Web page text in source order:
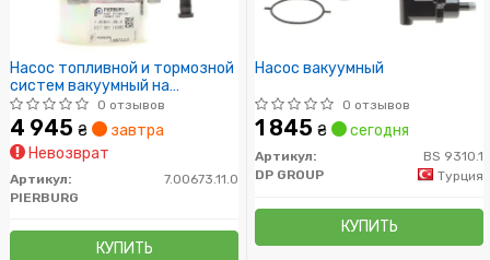
Насос топливной и тормозной
систем вакуумный на
двигателе.
0 отзывов
4 945 ₴
завтра
Невозврат
Артикул:
7.00673.11.0
PIERBURG
КУПИТЬ
Насос вакуумный
0 отзывов
1 845 ₴ сегодня
Артикул:
BS 9310.1
DP GROUP
Турция
КУПИТЬ